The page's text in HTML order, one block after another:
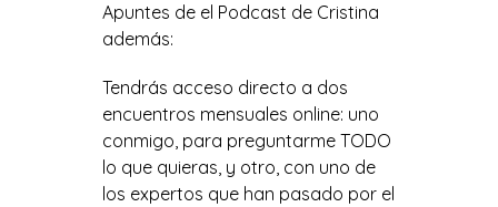
Apuntes de el Podcast de Cristina
además:
Tendrás acceso directo a dos
encuentros mensuales online: uno
conmigo, para preguntarme TODO
lo que quieras, y otro, con uno de
los expertos que han pasado por el